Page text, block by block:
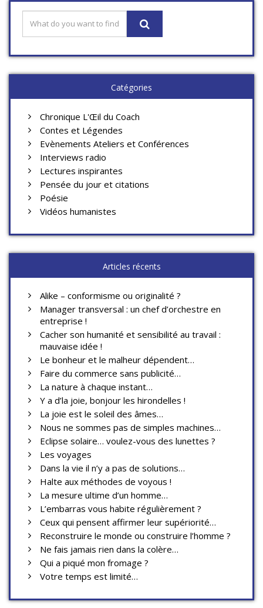
Catégories
Chronique L'Œil du Coach
Contes et Légendes
Evènements Ateliers et Conférences
Interviews radio
Lectures inspirantes
Pensée du jour et citations
Poésie
Vidéos humanistes
Articles récents
Alike – conformisme ou originalité ?
Manager transversal : un chef d’orchestre en
entreprise !
Cacher son humanité et sensibilité au travail :
mauvaise idée !
Le bonheur et le malheur dépendent…
Faire du commerce sans publicité…
La nature à chaque instant…
Y a d’la joie, bonjour les hirondelles !
La joie est le soleil des âmes…
Nous ne sommes pas de simples machines…
Eclipse solaire… voulez-vous des lunettes ?
Les voyages
Dans la vie il n’y a pas de solutions…
Halte aux méthodes de voyous !
La mesure ultime d’un homme…
L’embarras vous habite régulièrement ?
Ceux qui pensent affirmer leur supériorité…
Reconstruire le monde ou construire l’homme ?
Ne fais jamais rien dans la colère…
Qui a piqué mon fromage ?
Votre temps est limité…